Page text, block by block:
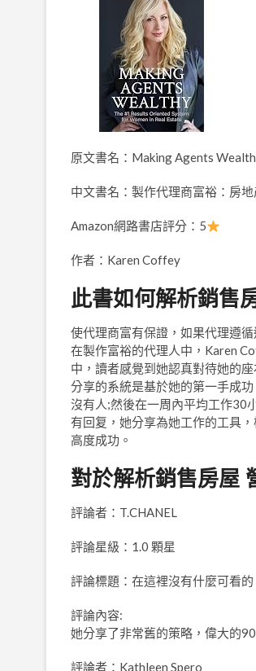
原文書名：Making Agents
中文書名：製作代理商富裕：房
Amazon網路書店評分：5
作者：Karen Coffey
此書如何解析銷售
使代理商富有保證，如果代理遵
在製作富裕的代理人中，Karen
中，讀者感覺到她認真對待她的
分享的系統是基於她的第一手成
沒有人;然後在一周內平均工作30
有回复，她分享為她工作的工具
高度成功。
對於解析銷售房屋
評論者：T.CHANEL
評論星級：1.0 顆星
評論標題：在這裡沒有什麼可看
評論內容:
她分享了非常舊的策略，偉大的
評論者：Kathleen Spero